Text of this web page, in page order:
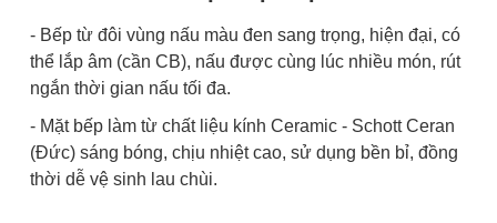
- Bếp từ đôi vùng nấu màu đen sang trọng, hiện đại, có
thể lắp âm (cần CB), nấu được cùng lúc nhiều món, rút
ngắn thời gian nấu tối đa.
- Mặt bếp làm từ chất liệu kính Ceramic - Schott Ceran
(Đức) sáng bóng, chịu nhiệt cao, sử dụng bền bỉ, đồng
thời dễ vệ sinh lau chùi.